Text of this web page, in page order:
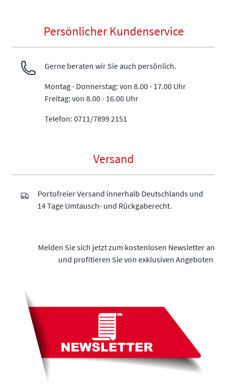
Persönlicher Kundenservice
Gerne beraten wir Sie auch persönlich.
Montag - Donnerstag: von 8.00 - 17.00 Uhr
Freitag: von 8.00 - 16.00 Uhr
Telefon: 0711/7899 2151
Versand
Portofreier Versand innerhalb Deutschlands und
14 Tage Umtausch- und Rückgaberecht.
Melden Sie sich jetzt zum kostenlosen Newsletter an
und profitieren Sie von exklusiven Angeboten